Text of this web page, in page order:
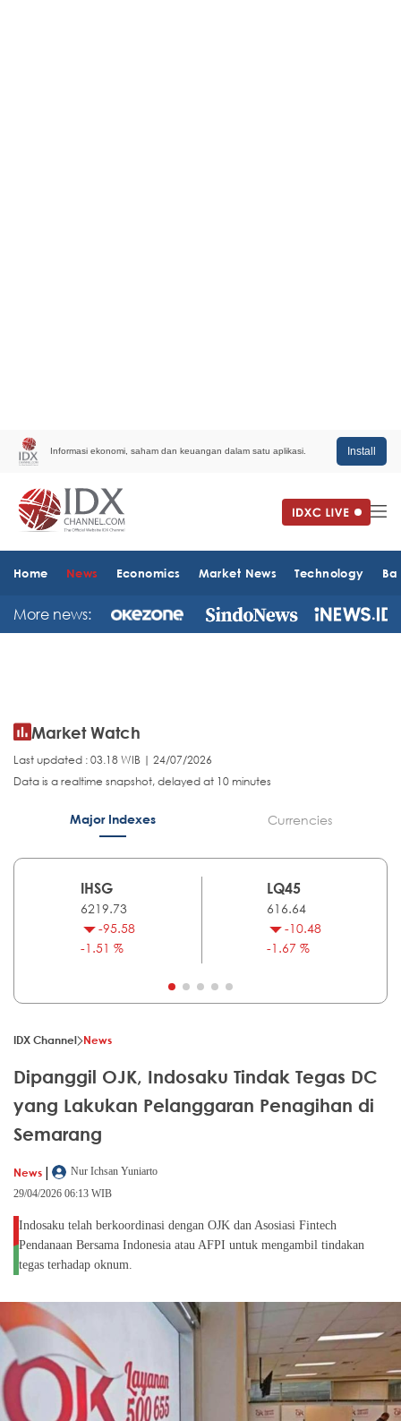
Informasi ekonomi, saham dan keuangan dalam satu aplikasi. Install
Home News Economics Market News Technology
More news:
Market Watch
Last updated : 03.18 WIB | 24/07/2026
Data is a realtime snapshot, delayed at 10 minutes
Major Indexes Currencies
IHSG
6219.73
-95.58
-1.51 %
LQ45
616.64
-10.48
-1.67 %
IDX Channel News
Dipanggil OJK, Indosaku Tindak Tegas DC
yang Lakukan Pelanggaran Penagihan di
Semarang
News |
Nur Ichsan Yuniarto
29/04/2026 06:13 WIB
Indosaku telah berkoordinasi dengan OJK dan Asosiasi Fintech
Pendanaan Bersama Indonesia atau AFPI untuk mengambil tindakan
tegas terhadap oknum.